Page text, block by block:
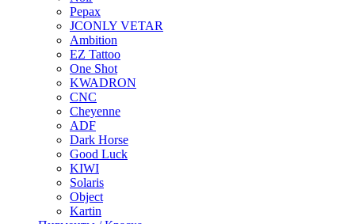
Pepax
JCONLY VETAR
Ambition
EZ Tattoo
One Shot
KWADRON
CNC
Cheyenne
ADF
Dark Horse
Good Luck
KIWI
Solaris
Object
Kartin